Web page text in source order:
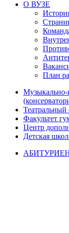
О ВУЗЕ
План
Музыкально-
Театральный
Факультет
Центр
Детская